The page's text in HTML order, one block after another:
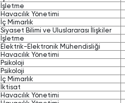
İşletme
Havacılık Yönetimi
İç Mimarlık
Siyaset Bilimi ve Uluslararası İlişkiler
İşletme
Elektrik-Elektronik Mühendisliği
Havacılık Yönetimi
Psikoloji
Psikoloji
İç Mimarlık
İktisat
Havacılık Yönetimi